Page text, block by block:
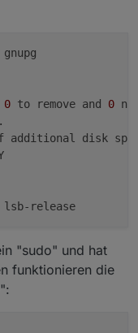
0 to remove and 0
additional disk
"sudo" und hat
funktionieren die